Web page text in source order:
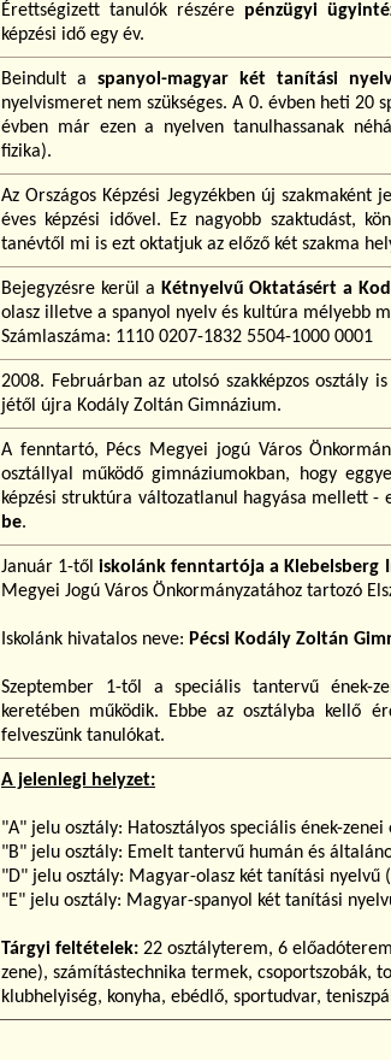
Érettségizett tanulók részére pénzügyi
képzési idő egy év.
Beindult a spanyol-magyar két tanítási
nyelvismeret nem szükséges. A 0. évben heti 20
évben már ezen a nyelven tanulhassanak
fizika).
Az Országos Képzési Jegyzékben új szakmaként
éves képzési idővel. Ez nagyobb szaktudást,
tanévtől mi is ezt oktatjuk az előző két szakma
Bejegyzésre kerül a Kétnyelvű Oktatásért a
olasz illetve a spanyol nyelv és kultúra mélyebb
Számlaszáma: 1110 0207-1832 5504-1000 0001
2008. Februárban az utolsó szakképzos osztály
jétől újra Kodály Zoltán Gimnázium.
A fenntartó, Pécs Megyei jogú Város
osztállyal működő gimnáziumokban, hogy
képzési struktúra változatlanul hagyása mellett -
be.
Január 1-tőliskolánk fenntartója a Klebelsberg
Megyei Jogú Város Önkormányzatához tartozó
Iskolánk hivatalos neve: Pécsi Kodály Zoltán
Szeptember 1-től a speciális tantervű ének-
keretében működik. Ebbe az osztályba kellő
felveszünk tanulókat.
A jelenlegi helyzet:
"A" jelu osztály: Hatosztályos speciális ének-
"B" jelu osztály: Emelt tantervű humán és
"D" jelu osztály: Magyar-olasz két tanítási nyelvű
"E" jelu osztály: Magyar-spanyol két tanítási
Tárgyi feltételek: 22 osztályterem, 6
zene), számítástechnika termek, csoportszobák,
klubhelyiség, konyha, ebédlő, sportudvar,